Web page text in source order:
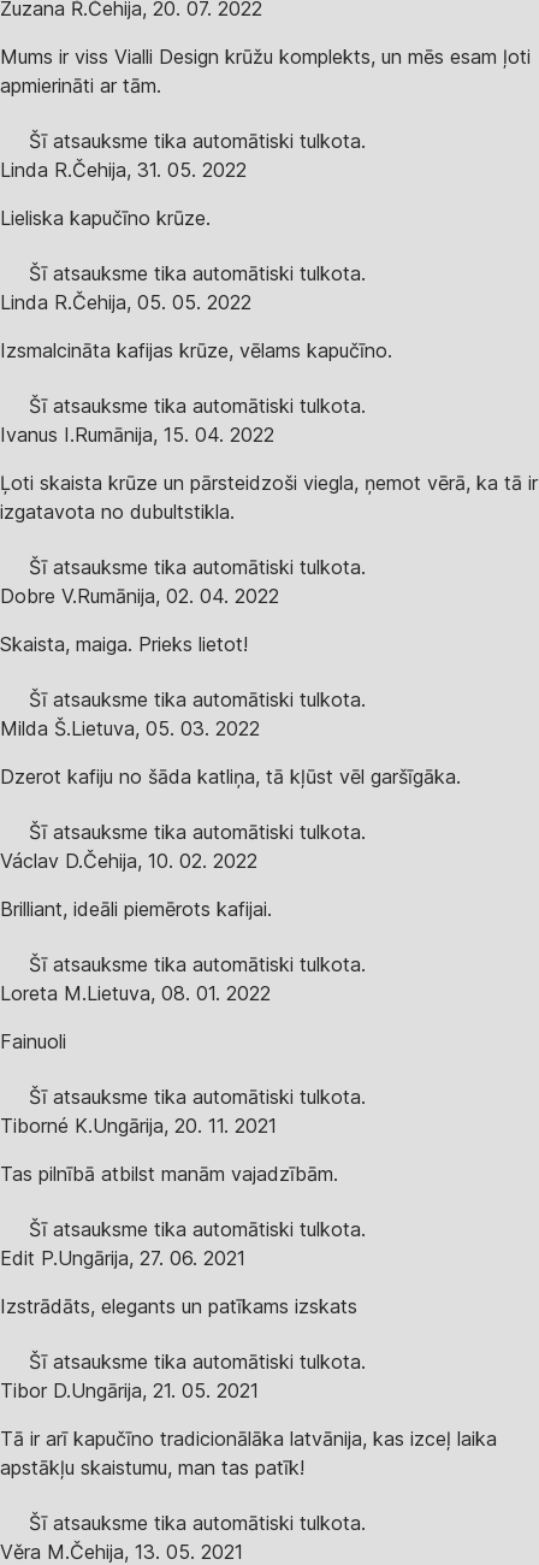
Zuzana Ř.Čehija, 20. 07. 2022
Mums ir viss Vialli Design krūžu komplekts, un mēs esam ļoti
apmierināti ar tām.
Šī atsauksme tika automātiski tulkota.
Linda R.Čehija, 31. 05. 2022
Lieliska kapučīno krūze.
Šī atsauksme tika automātiski tulkota.
Linda R.Čehija, 05. 05. 2022
Izsmalcināta kafijas krūze, vēlams kapučīno.
Šī atsauksme tika automātiski tulkota.
Ivanus I.Rumānija, 15. 04. 2022
Ļoti skaista krūze un pārsteidzoši viegla, ņemot vērā, ka tā ir
izgatavota no dubultstikla.
Šī atsauksme tika automātiski tulkota.
Dobre V.Rumānija, 02. 04. 2022
Skaista, maiga. Prieks lietot!
Šī atsauksme tika automātiski tulkota.
Milda Š.Lietuva, 05. 03. 2022
Dzerot kafiju no šāda katliņa, tā kļūst vēl garšīgāka.
Šī atsauksme tika automātiski tulkota.
Václav D.Čehija, 10. 02. 2022
Brilliant, ideāli piemērots kafijai.
Šī atsauksme tika automātiski tulkota.
Loreta M.Lietuva, 08. 01. 2022
Fainuoli
Šī atsauksme tika automātiski tulkota.
Tiborné K.Ungārija, 20. 11. 2021
Tas pilnībā atbilst manām vajadzībām.
Šī atsauksme tika automātiski tulkota.
Edit P.Ungārija, 27. 06. 2021
Izstrādāts, elegants un patīkams izskats
Šī atsauksme tika automātiski tulkota.
Tibor D.Ungārija, 21. 05. 2021
Tā ir arī kapučīno tradicionālāka latvānija, kas izceļ laika
apstākļu skaistumu, man tas patīk!
Šī atsauksme tika automātiski tulkota.
Věra M.Čehija, 13. 05. 2021